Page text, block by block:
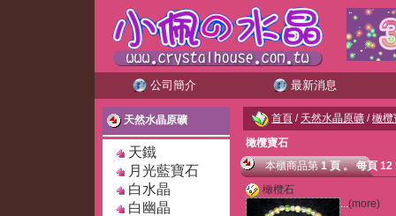
公司簡介 最新消息
天然水晶原礦
天鐵
月光藍寶石
白水晶
白幽晶
首頁 / 天然水晶原礦 /橄欖
橄欖寶石
本櫃商品第1 頁。每頁 12
橄欖石
...(more)